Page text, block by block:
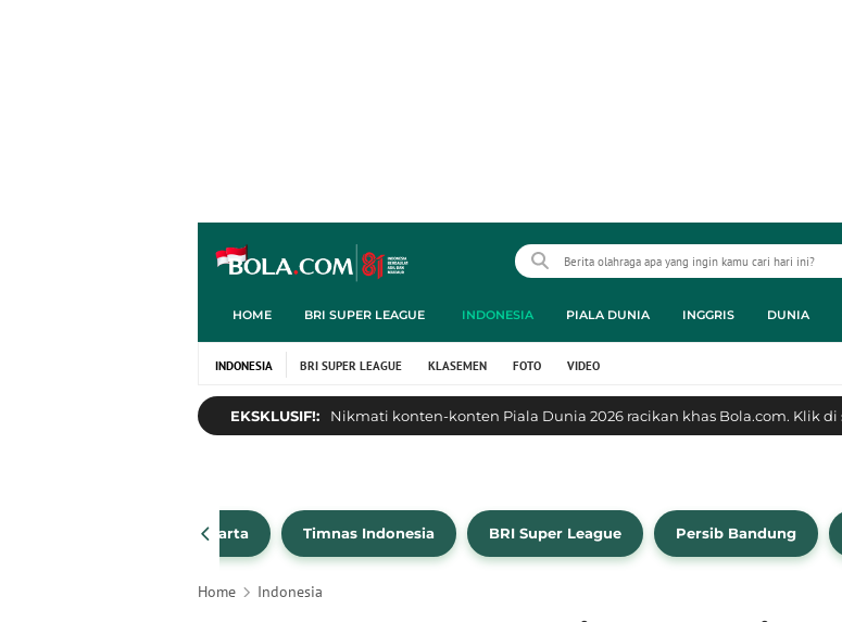
HOME BRI SUPER LEAGUE INDONESIA PIALA DUNIA INGGRIS DUNIA
INDONESIA BRI SUPER LEAGUE KLASEMEN FOTO VIDEO
EKSKLUSIF!: Nikmati konten-konten Piala Dunia 2026 racikan khas Bola.com. Klik di
Persija Jakarta Timnas Indonesia BRI Super League Persib Bandung
Home Indonesia